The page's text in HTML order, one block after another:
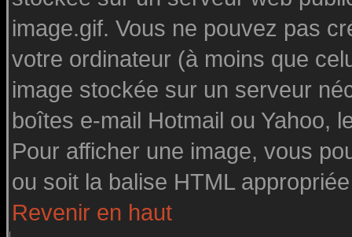
image.gif. Vous ne pouvez pas
votre ordinateur (à moins que
image stockée sur un serveur
boîtes e-mail Hotmail ou Yahoo,
Pour afficher une image, vous
ou soit la balise HTML
Revenir en haut